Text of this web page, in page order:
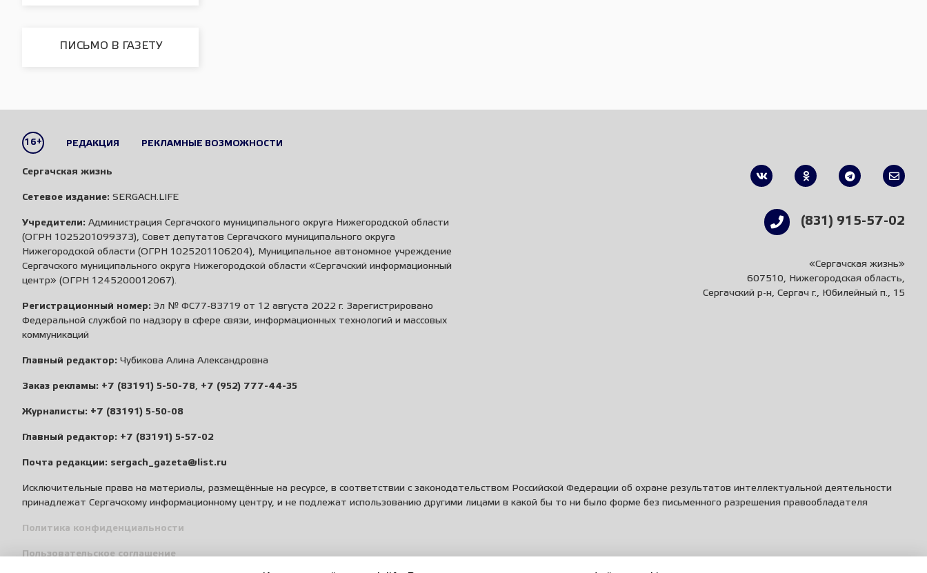
ПИСЬМО В ГАЗЕТУ
16+ РЕДАКЦИЯ РЕКЛАМНЫЕ ВОЗМОЖНОСТИ
Сергачская жизнь
Сетевое издание: SERGACH.LIFE
Учредители: Администрация Сергачского муниципального округа Нижегородской области
(ОГРН 1025201099373), Совет депутатов Сергачского муниципального округа
Нижегородской области (ОГРН 1025201106204), Муниципальное автономное учреждение
Сергачского муниципального округа Нижегородской области «Сергачский информационный
центр» (ОГРН 1245200012067).
Регистрационный номер: Эл № ФС77-83719 от 12 августа 2022 г. Зарегистрировано
Федеральной службой по надзору в сфере связи, информационных технологий и массовых
коммуникаций
Главный редактор: Чубикова Алина Александровна
Заказ рекламы: +7 (83191) 5-50-78, +7 (952) 777-44-35
Журналисты: +7 (83191) 5-50-08
Главный редактор: +7 (83191) 5-57-02
Почта редакции: sergach_gazeta@list.ru
(831) 915-57-02
«Сергачская жизнь»
607510, Нижегородская область,
Сергачский р-н, Сергач г., Юбилейный п., 15
Исключительные права на материалы, размещённые на ресурсе, в соответствии с законодательством Российской Федерации об охране результатов интеллектуальной деятельности
принадлежат Сергачскому информационному центру, и не подлежат использованию другими лицами в какой бы то ни было форме без письменного разрешения правообладателя
Политика конфиденциальности
Пользовательское соглашение